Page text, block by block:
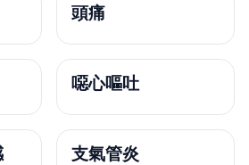
頭痛
噁心嘔吐
支氣管炎